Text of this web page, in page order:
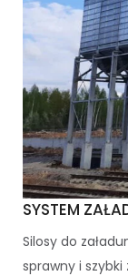
SYSTEM
Silosy do
sprawny i szybki